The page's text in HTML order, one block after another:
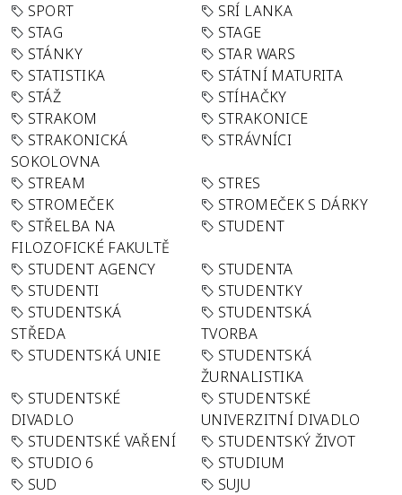
SPORT
SRÍ LANKA
STAG
STAGE
STÁNKY
STAR WARS
STATISTIKA
STÁTNÍ MATURITA
STÁŽ
STÍHAČKY
STRAKOM
STRAKONICE
STRAKONICKÁ
SOKOLOVNA
STRÁVNÍCI
STREAM
STRES
STROMEČEK
STROMEČEK S DÁRKY
STŘELBA NA
FILOZOFICKÉ FAKULTĚ
STUDENT
STUDENT AGENCY
STUDENTA
STUDENTI
STUDENTKY
STUDENTSKÁ
STŘEDA
STUDENTSKÁ
TVORBA
STUDENTSKÁ UNIE
STUDENTSKÁ
ŽURNALISTIKA
STUDENTSKÉ
DIVADLO
STUDENTSKÉ
UNIVERZITNÍ DIVADLO
STUDENTSKÉ VAŘENÍ
STUDENTSKÝ ŽIVOT
STUDIO 6
STUDIUM
SUD
SUJU